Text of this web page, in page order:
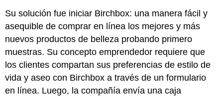
Su solución fue iniciar Birchbox: una manera fácil y
asequible de comprar en línea los mejores y más
nuevos productos de belleza probando primero
muestras. Su concepto emprendedor requiere que
los clientes compartan sus preferencias de estilo de
vida y aseo con Birchbox a través de un formulario
en línea. Luego, la compañía envía una caja